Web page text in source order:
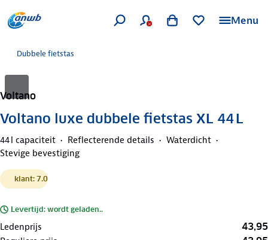
Menu
Dubbele fietstas
Voltano
Voltano luxe dubbele fietstas XL 44 L
44 l capaciteit Reflecterende details
Waterdicht
Stevige bevestiging
klant: 7.0
Levertijd: wordt geladen..
Ledenprijs 43,95